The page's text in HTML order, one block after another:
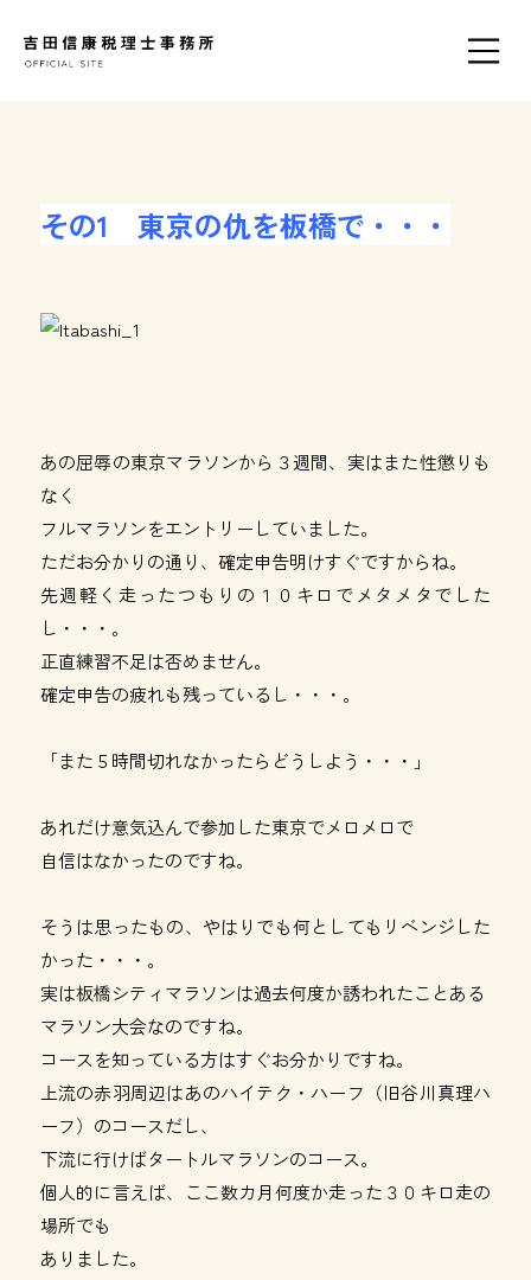
その1 東京の仇を板橋で・・・
あの屈辱の東京マラソンから３週間、実はまた性懲りも
なく
フルマラソンをエントリーしていました。
ただお分かりの通り、確定申告明けすぐですからね。
先週軽く走ったつもりの１０キロでメタメタでした
し・・・。
正直練習不足は否めません。
確定申告の疲れも残っているし・・・。
「また５時間切れなかったらどうしよう・・・」
あれだけ意気込んで参加した東京でメロメロで
自信はなかったのですね。
そうは思ったもの、やはりでも何としてもリベンジした
かった・・・。
実は板橋シティマラソンは過去何度か誘われたことある
マラソン大会なのですね。
コースを知っている方はすぐお分かりですね。
上流の赤羽周辺はあのハイテク・ハーフ（旧谷川真理ハ
ーフ）のコースだし、
下流に行けばタートルマラソンのコース。
個人的に言えば、ここ数カ月何度か走った３０キロ走の
場所でも
ありました。